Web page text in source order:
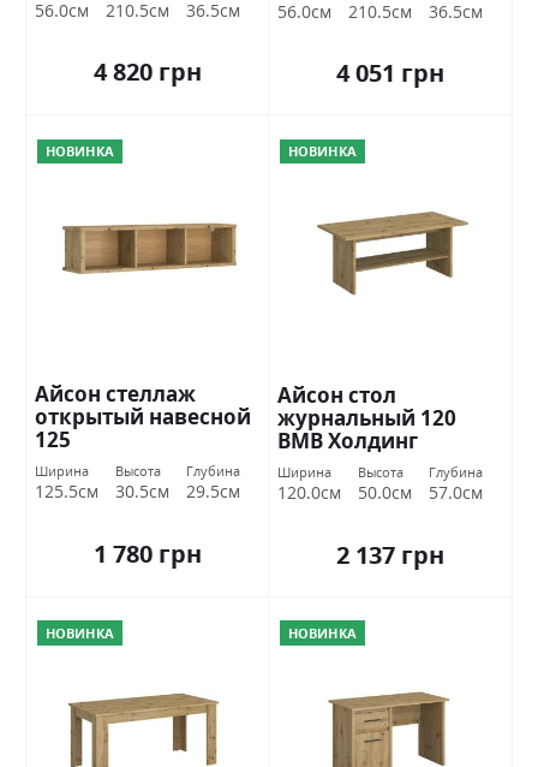
56.0см 210.5см 36.5см
4 820 грн
56.0см 210.5см 36.5см
4 051 грн
НОВИНКА
Айсон стеллаж
открытый навесной
125
Ширина
125.5см
Высота
30.5см
Глубина
29.5см
1 780 грн
НОВИНКА
Айсон стол
журнальный 120
ВМВ Холдинг
Ширина
120.0см
Высота
50.0см
Глубина
57.0см
2 137 грн
НОВИНКА НОВИНКА